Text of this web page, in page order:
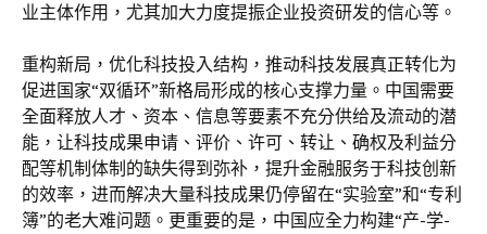
业主体作用，尤其加大力度提振企业投资研发的信心等。
重构新局，优化科技投入结构，推动科技发展真正转化为
促进国家“双循环”新格局形成的核心支撑力量。中国需要
全面释放人才、资本、信息等要素不充分供给及流动的潜
能，让科技成果申请、评价、许可、转让、确权及利益分
配等机制体制的缺失得到弥补，提升金融服务于科技创新
的效率，进而解决大量科技成果仍停留在“实验室”和“专利
簿”的老大难问题。更重要的是，中国应全力构建“产-学-